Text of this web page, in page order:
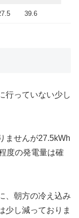
39.6
行っていない少し
ませんが27.5kWh
度の発電量は確
、朝方の冷え込み
少し減っておりま